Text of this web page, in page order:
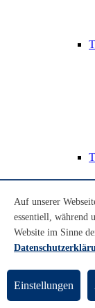
Auf unserer
essentiell, während
Website im Sinne
Einstellungen